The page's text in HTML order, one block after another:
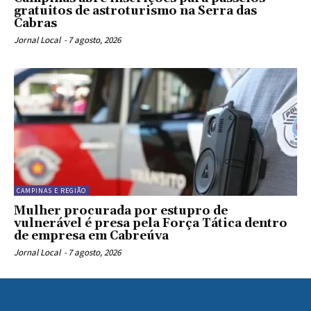
gratuitos de astroturismo na Serra das
Cabras
Jornal Local - 7 agosto, 2026
CAMPINAS E REGIÃO
Mulher procurada por estupro de
vulnerável é presa pela Força Tática dentro
de empresa em Cabreúva
Jornal Local - 7 agosto, 2026